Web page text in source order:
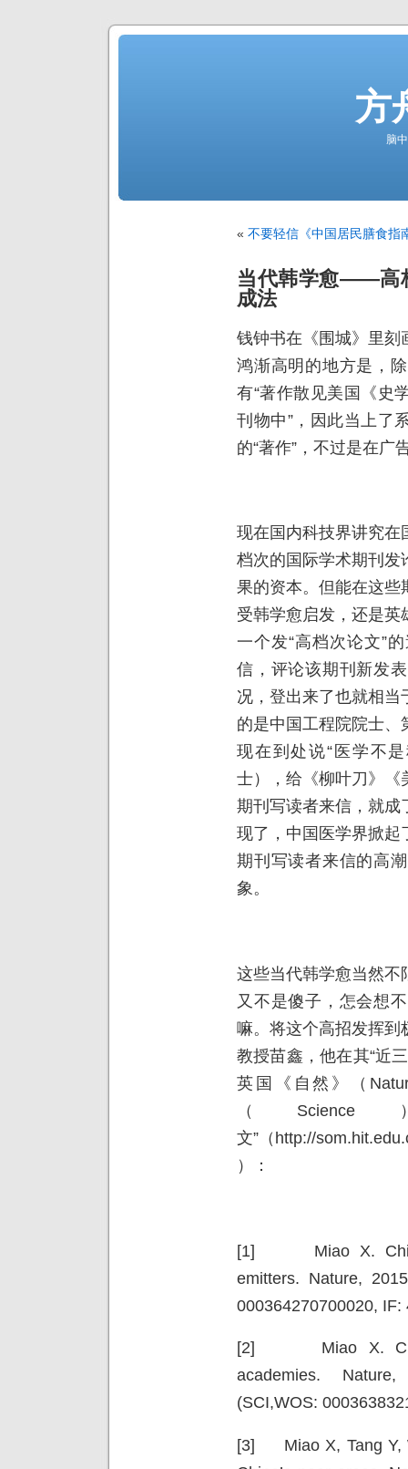
方
脑
« 不要轻信《中国居民膳食指
当代韩学愈——高
成法
钱钟书在《围城》里刻
鸿渐高明的地方是，
有“著作散见美国《史
刊物中”，因此当上了
的“著作”，不过是在广
现在国内科技界讲究在
档次的国际学术期刊发
果的资本。但能在这些
受韩学愈启发，还是
一个发“高档次论文”
信，评论该期刊新发
况，登出来了也就相
的是中国工程院院士
现在到处说“医学不
士），给《柳叶刀》《
期刊写读者来信，就成
现了，中国医学界掀起
期刊写读者来信的高
象。
这些当代韩学愈当然不
又不是傻子，怎会想
嘛。将这个高招发挥到
教授苗鑫，他在其“近
英国《自然》（
（
文”（http://
）：
[1] Miao X. China
emitters. Nature,
000364270700020, IF:
[2] Miao X.
academies.
(SCI,WOS:
[3] Miao X, Tang Y,